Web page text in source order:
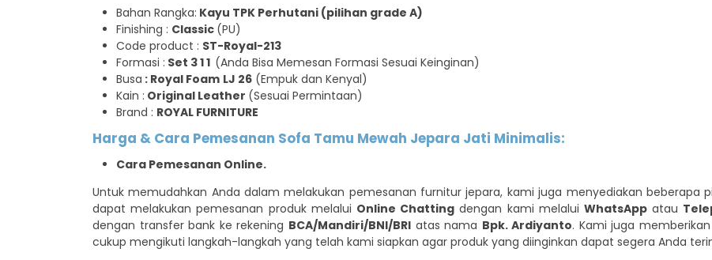
Bahan Rangka: Kayu TPK Perhutani (pilihan grade A)
Finishing : Classic (PU)
Code product : ST-Royal-213
Formasi : Set 3 1 1 (Anda Bisa Memesan Formasi Sesuai Keinginan)
Busa : Royal Foam LJ 26 (Empuk dan Kenyal)
Kain : Original Leather (Sesuai Permintaan)
Brand : ROYAL FURNITURE
Harga & Cara Pemesanan Sofa Tamu Mewah Jepara Jati Minimalis:
Cara Pemesanan Online.
Untuk memudahkan Anda dalam melakukan pemesanan furnitur jepara, kami juga menyediakan beberapa
dapat melakukan pemesanan produk melalui Online Chatting dengan kami melalui WhatsAppatau
dengan transfer bank ke rekening BCA/Mandiri/BNI/BRIatas nama Bpk. Ardiyanto. Kami juga
cukup mengikuti langkah-langkah yang telah kami siapkan agar produk yang diinginkan dapat segera Anda